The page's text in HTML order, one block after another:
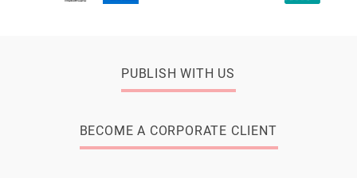
PUBLISH WITH US
BECOME A CORPORATE CLIENT